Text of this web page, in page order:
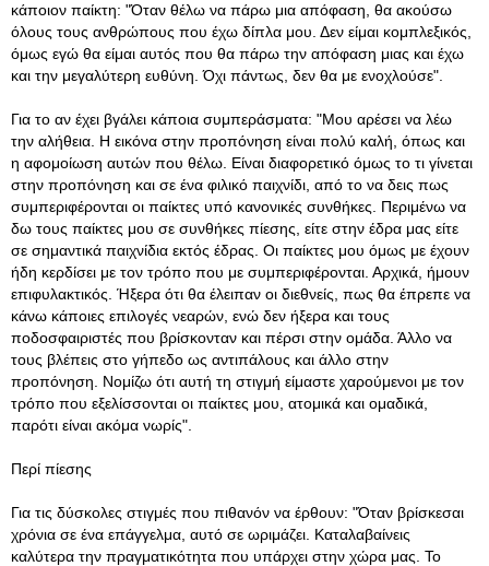
κάποιον παίκτη: "Όταν θέλω να πάρω μια απόφαση, θα ακούσω
όλους τους ανθρώπους που έχω δίπλα μου. Δεν είμαι κομπλεξικός,
όμως εγώ θα είμαι αυτός που θα πάρω την απόφαση μιας και έχω
και την μεγαλύτερη ευθύνη. Όχι πάντως, δεν θα με ενοχλούσε".
Για το αν έχει βγάλει κάποια συμπεράσματα: "Μου αρέσει να λέω
την αλήθεια. Η εικόνα στην προπόνηση είναι πολύ καλή, όπως και
η αφομοίωση αυτών που θέλω. Είναι διαφορετικό όμως το τι γίνεται
στην προπόνηση και σε ένα φιλικό παιχνίδι, από το να δεις πως
συμπεριφέρονται οι παίκτες υπό κανονικές συνθήκες. Περιμένω να
δω τους παίκτες μου σε συνθήκες πίεσης, είτε στην έδρα μας είτε
σε σημαντικά παιχνίδια εκτός έδρας. Οι παίκτες μου όμως με έχουν
ήδη κερδίσει με τον τρόπο που με συμπεριφέρονται. Αρχικά, ήμουν
επιφυλακτικός. Ήξερα ότι θα έλειπαν οι διεθνείς, πως θα έπρεπε να
κάνω κάποιες επιλογές νεαρών, ενώ δεν ήξερα και τους
ποδοσφαιριστές που βρίσκονταν και πέρσι στην ομάδα. Άλλο να
τους βλέπεις στο γήπεδο ως αντιπάλους και άλλο στην
προπόνηση. Νομίζω ότι αυτή τη στιγμή είμαστε χαρούμενοι με τον
τρόπο που εξελίσσονται οι παίκτες μου, ατομικά και ομαδικά,
παρότι είναι ακόμα νωρίς".
Περί πίεσης
Για τις δύσκολες στιγμές που πιθανόν να έρθουν: "Όταν βρίσκεσαι
χρόνια σε ένα επάγγελμα, αυτό σε ωριμάζει. Καταλαβαίνεις
καλύτερα την πραγματικότητα που υπάρχει στην χώρα μας. Το